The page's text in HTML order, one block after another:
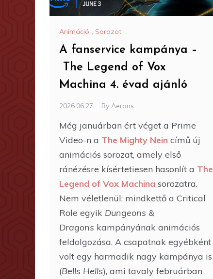
Animáció , Sorozat
A fanservice kampánya –
The Legend of Vox
Machina 4. évad ajánló
2026.06.27. By Aerons
Még januárban ért véget a Prime
Video-n a The Mighty Nein című új
animációs sorozat, amely első
ránézésre kísértetiesen hasonlít a The
Legend of Vox Machina sorozatra.
Nem véletlenül: mindkettő a Critical
Role egyik Dungeons &
Dragons kampányának animációs
feldolgozása. A csapatnak egyébként
volt egy harmadik nagy kampánya is
(Bells Hells), ami tavaly februárban